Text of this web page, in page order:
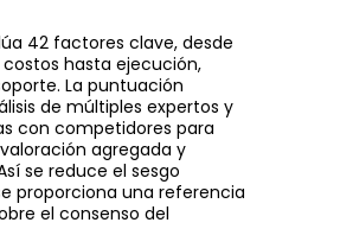
42 factores clave, desde
hasta ejecución,
La puntuación
de múltiples expertos y
con competidores para
agregada y
se reduce el sesgo
proporciona una referencia
el consenso del